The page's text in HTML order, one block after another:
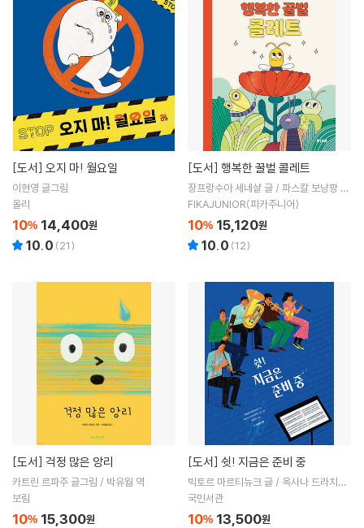
[도서] 오지 마! 월요일
이현영 글그림
올리
10% 14,400원
10.0 (21)
[도서] 행복한 꿀벌 콜레트
장프랑수아 세네샬 글 / 파스칼 보낭팡 그
림 / 김보희 역
FIKAJUNIOR(피카주니어)
10% 15,120원
10.0 (12)
[도서] 걱정 많은 앙리
카트린 르파주 글그림 / 박유월 역
보림
10% 15,300원
[도서] 쉿! 지금은 준비 중
빅토르 마르티뉴크 글 / 옥사나 드라치코
우스카 그림 / 김영선 역
국민서관
10% 13,500원